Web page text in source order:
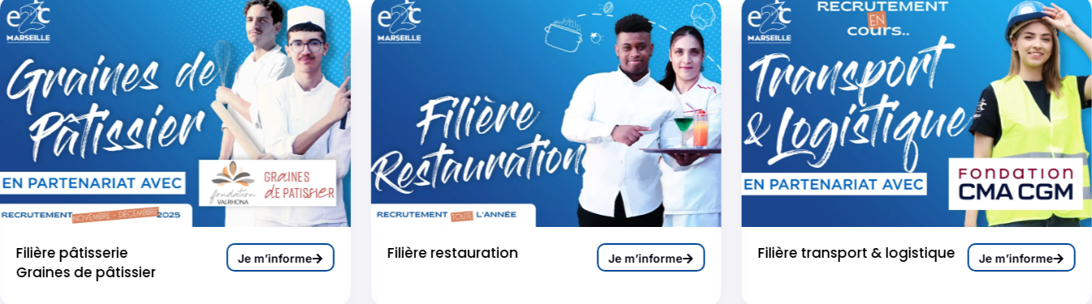
Filière pâtisserie
Graines de pâtissier
Je m’informe Filière restauration Je m’informe Filière transport & logistique Je m’informe